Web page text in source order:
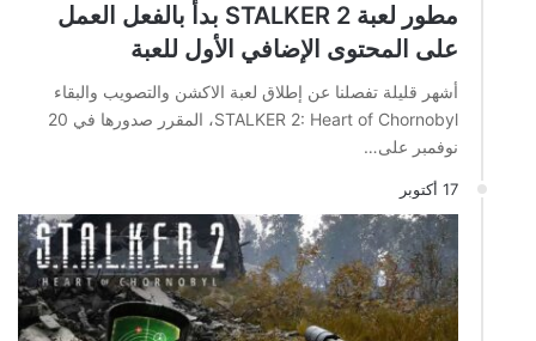
مطور لعبة STALKER 2 بدأ بالفعل العمل
على المحتوى الإضافي الأول للعبة
أشهر قليلة تفصلنا عن إطلاق لعبة الاكشن والتصويب والبقاء
STALKER 2: Heart of Chornobyl، المقرر صدورها في 20
نوفمبر على…
17 أكتوبر